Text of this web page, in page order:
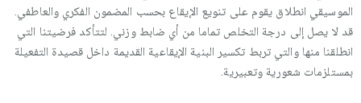
الموسيقي انطلاق يقوم على تنويع الإيقاع بحسب المضمون الفكري والعاطفي.
قد لا يصل إلى درجة التخلص تماما من أي ضابط وزني. لتتأكد فرضيتنا التي
انطلقنا منها والتي تربط تكسير البنية الإيقاعية القديمة داخل قصيدة التفعيلة
بمستلزمات شعورية وتعبيرية.